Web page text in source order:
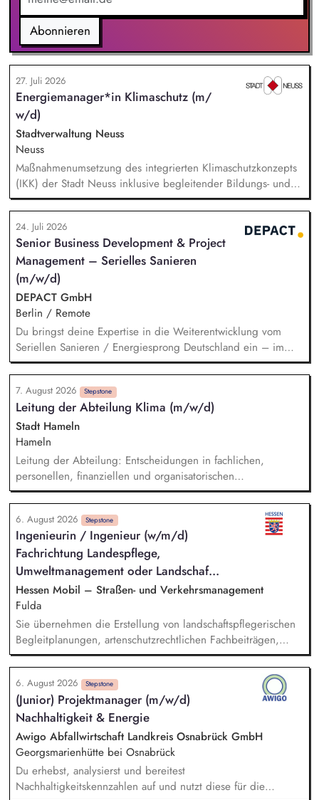
Abonnieren
27. Juli 2026
Energiemanager*in Klimaschutz (m/
w/d)
Stadtverwaltung Neuss
Neuss
Maßnahmenumsetzung des integrierten Klimaschutzkonzepts
(IKK) der Stadt Neuss inklusive begleitender Bildungs- und
Öffentlichkeitsarbeit sowie Fortschreibung des IKK.
Monitoring und Berichterstattung zu den ca. 60 städtischen
PV-Anlagen sowie Planung weiterer Anlageninstallationen.
Prüfung, Planung und Umsetzung von Modellen zu Energy-
Sharing und/oder Strombilanzkreismodellen. Eigenständige
Fördermittelakquise und Durchführung von Förderprojekten
in den Bereichen regenerative Energien sowie
energiesparendes Bauen und Sanieren.
24. Juli 2026
Senior Business Development & Project
Management – Serielles Sanieren
(m/w/d)
DEPACT GmbH
Berlin / Remote
Du bringst deine Expertise in die Weiterentwicklung vom
Seriellen Sanieren / Energiesprong Deutschland ein – im
engen Austausch u.a. mit der dena, mit Blick auf
Markthochlauf und Support im regulatorischen Umfeld und
der Stakeholder. Business-Development-Standbein: Du
akquirierst und verantwortest eigenständig Projekte für unser
Vorqualifizierungs-Tool CoPilot und entwickelst /
implementierst die Skalierung. Du qualifizierst zudem
Bauunternehmen und Systemanbieter als Angebotspartner.
7. August 2026 Stepstone
Leitung der Abteilung Klima (m/w/d)
Stadt Hameln
Hameln
Leitung der Abteilung: Entscheidungen in fachlichen,
personellen, finanziellen und organisatorischen
Angelegenheiten, Koordination der Arbeit und des
Ressourceneinsatzes sowie der Arbeitsverfahren und -mittel,
konzeptioneller Aufbau der neuen Abteilung, Etablierung
und Positionierung des Themas Klima innerhalb der
Verwaltungsorganisation, fachbereichsübergreifende
Steuerung und Koordination der Themen Klimaschutz,
Klimaanpassung, kommunale Wärmeplanung und
Energiemanagement.
6. August 2026 Stepstone
Ingenieurin / Ingenieur (w/m/d)
Fachrichtung Landespflege,
Umweltmanagement oder Landschaf...
Hessen Mobil – Straßen- und Verkehrsmanagement
Fulda
Sie übernehmen die Erstellung von landschaftspflegerischen
Begleitplanungen, artenschutzrechtlichen Fachbeiträgen,
FFH-Verträglichkeitsprüfungen. Die Vergabe und Steuerung
von landschaftspflegerischen Begleitplanungen (LBP),
artenschutzrechtlichen Fachbeiträgen, FFH-
Verträglichkeitsprüfungen sowie Ausführungsplänen (LAP)
gehören ebenfalls zu Ihren Aufgaben. Darüber hinaus sind
Sie verantwortlich für die ökologische Baubegleitung für
Straßenbauvorhaben und Radwege. Sie sind verantwortlich
für die Erstellung von landschaftspflegerischen
Ausführungsplänen für Bepflanzung, Biotopgestaltung und
Artenschutzmaßnahmen.
6. August 2026 Stepstone
(Junior) Projektmanager (m/w/d)
Nachhaltigkeit & Energie
Awigo Abfallwirtschaft Landkreis Osnabrück GmbH
Georgsmarienhütte bei Osnabrück
Du erhebst, analysierst und bereitest
Nachhaltigkeitskennzahlen auf und nutzt diese für die